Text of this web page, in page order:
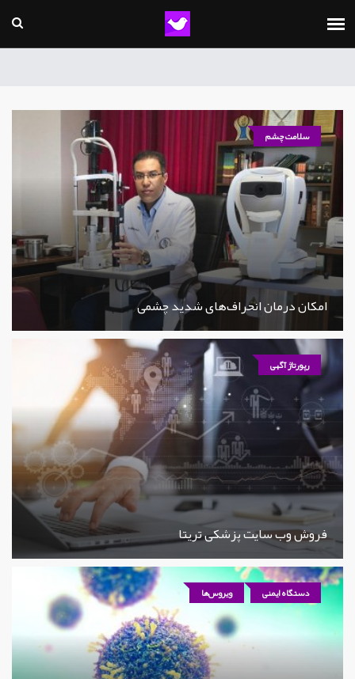
سلامت چشم
امکان درمان انحراف‌های شدید چشمی
رپورتاژ آگهی
فروش وب سایت پزشکی تریتا
دستگاه ایمنی ویروس‌ها